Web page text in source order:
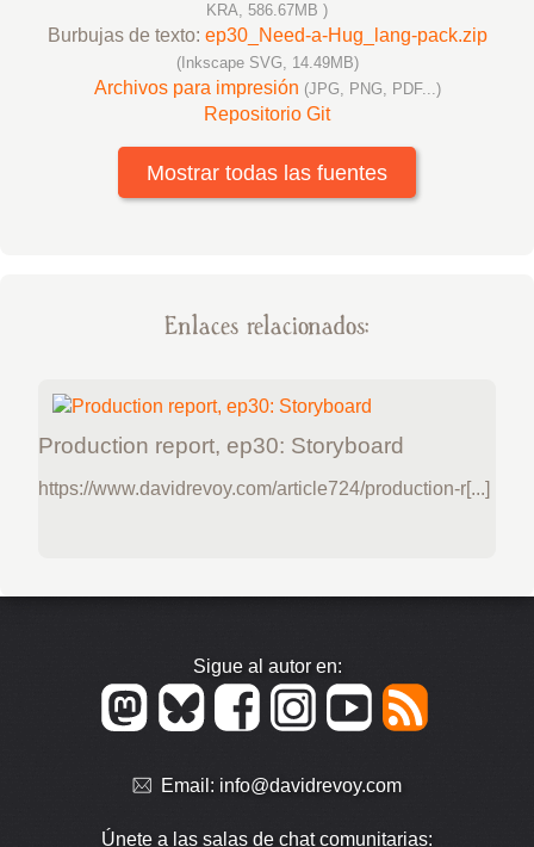
KRA, 586.67MB )
Burbujas de texto: ep30_Need-a-Hug_lang-pack.zip
(Inkscape SVG, 14.49MB)
Archivos para impresión (JPG, PNG, PDF...)
Repositorio Git
Mostrar todas las fuentes
Enlaces relacionados:
Production report, ep30: Storyboard
https://www.davidrevoy.com/article724/production-r[...]
Sigue al autor en:
Email: info@davidrevoy.com
Únete a las salas de chat comunitarias: